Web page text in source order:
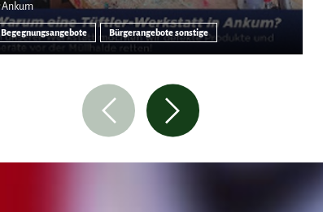
Ankum
Begegnungsangebote Bürgerangebote sonstige